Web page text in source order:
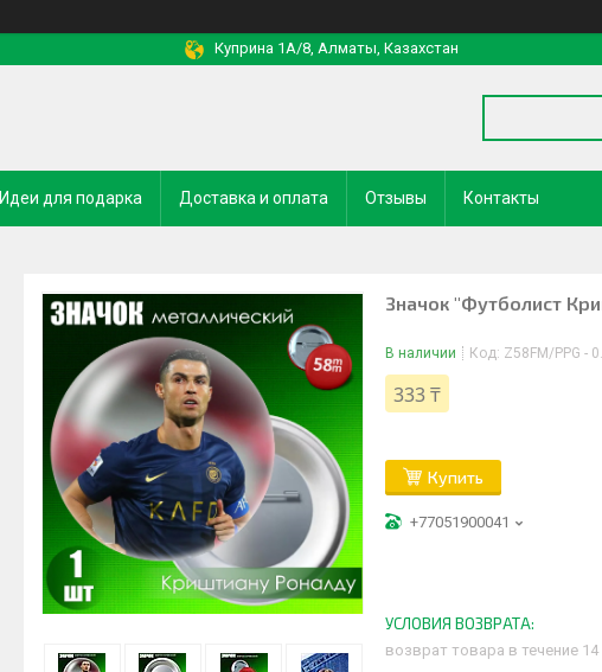
Куприна 1A/8, Алматы, Казахстан
Идеи для подарка Доставка и оплата Отзывы Контакты
Значок "Футболист
В наличии Код: Z58FM/PPG -
333 ₸
Купить
+77051900041
возврат товара в течение 14